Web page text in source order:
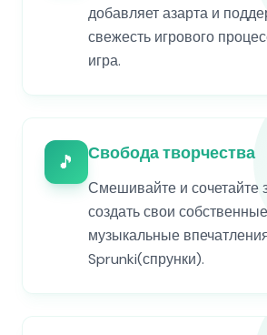
добавляет азарта и
свежесть игрового
игра.
🎵 Свобода творчества
Смешивайте и сочетайте
создать свои
музыкальные
Sprunki(спрунки).